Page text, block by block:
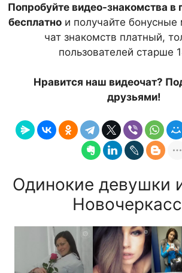
Попробуйте видео-знакомства в
бесплатнои получайте
чат знакомств платный,
пользователей старше
Нравится наш видеочат?
друзьями!
Одинокие девушки